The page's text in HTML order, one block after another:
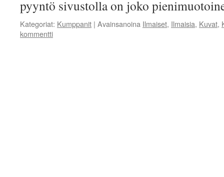
pyyntö sivustolla on joko
Kategoriat: Kumppanit | Avainsanoina Ilmaiset, Ilmaisia, Kuvat,
kommentti